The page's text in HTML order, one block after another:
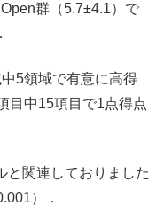
群（5.7±4.1）で
5領域で有意に高得
目中15項目で1点得点
と関連しておりました
）．